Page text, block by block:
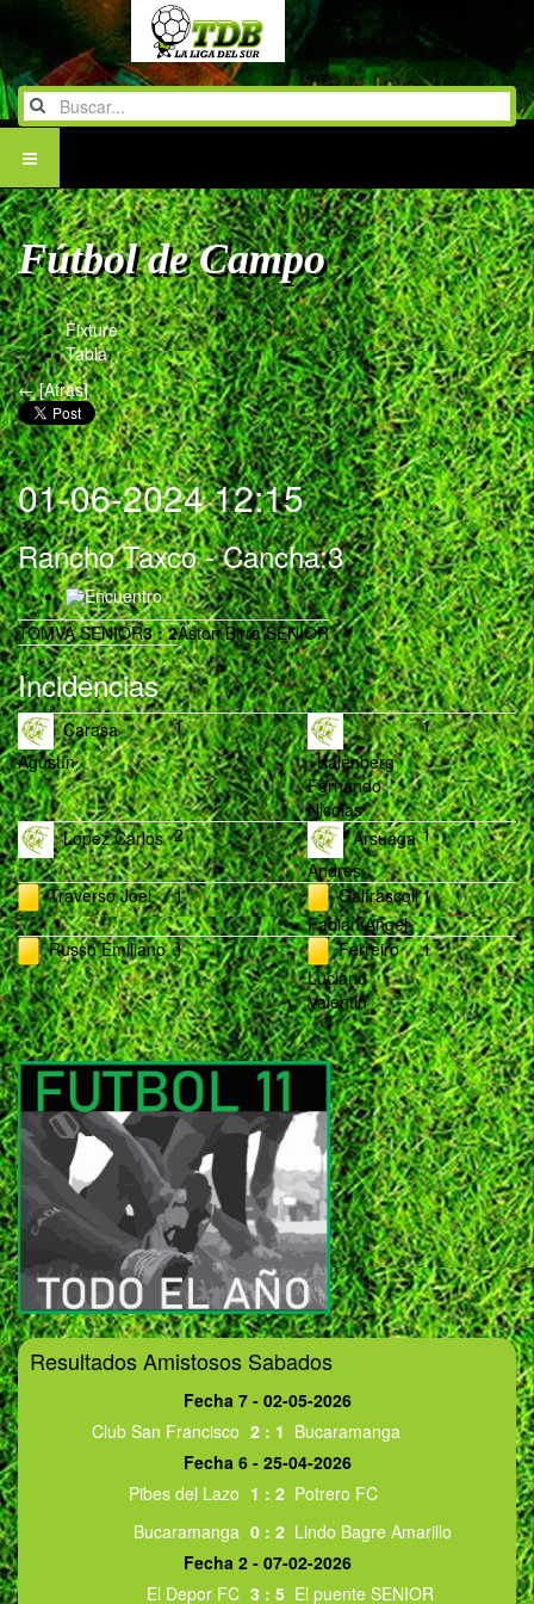
Fútbol de Campo
Fixture
Tabla
← [Atras]
01-06-2024 12:15
Rancho Taxco- Cancha:3
Encuentro
TOMVA SENIOR3: 2Aston Birra SENIOR
Incidencias
Carasa
Agustín
1
Kalenberg
Fernando
Nicolas
1
Lopez Carlos 2
Arsuaga
Andres
1
Traverso Joel 1
Galfrascoli
Fabian Angel
1
Russo Emiliano 1
Ferreiro
Luciano
Valentin
1
Resultados Amistosos Sabados
Fecha 7 - 02-05-2026
Club San Francisco 2: 1 Bucaramanga
Fecha 6 - 25-04-2026
Pibes del Lazo 1 : 2 Potrero FC
Bucaramanga 0: 2 Lindo Bagre Amarillo
Fecha 2 - 07-02-2026
El Depor FC 3: 5 El puente SENIOR